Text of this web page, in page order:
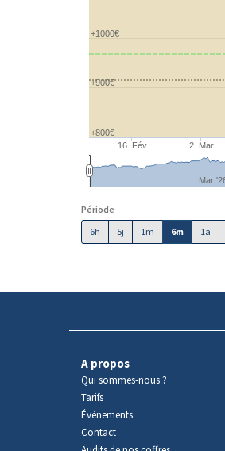
16. Fév 2. Mar
Mar
+900€
+1000€
+800€
Période
6h
5j 1m 6m 1a
A propos
Qui sommes-nous ?
Tarifs
Événements
Contact